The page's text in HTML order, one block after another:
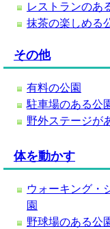
レストランのあ
抹茶の楽しめる
その他
有料の公園
駐車場のある公
野外ステージが
体を動かす
ウォーキング・
園
野球場のある公